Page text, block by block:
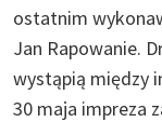
ostatnim
Jan Rapowanie.
wystąpią między
30 maja impreza